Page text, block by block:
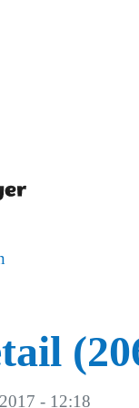
- 12:18